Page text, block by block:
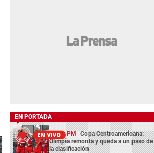
EN PORTADA
13:29 PM Copa Centroamericana:
Olimpia remonta y queda a un paso de
la clasificación